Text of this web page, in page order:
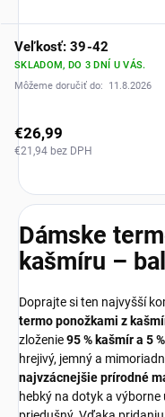
Veľkosť: 39-42
SKLADOM, DO 3 DNÍ U VÁS.
Môžeme doručiť do:
11.8.2026
€26,99
€21,94 bez DPH
Dámske
kašmíru –
Doprajte si ten najvyšší
termo ponožkami z
zloženie95 % kašmír a 5
hrejivý, jemný a
najvzácnejšie prírodné
hebký na dotyk a